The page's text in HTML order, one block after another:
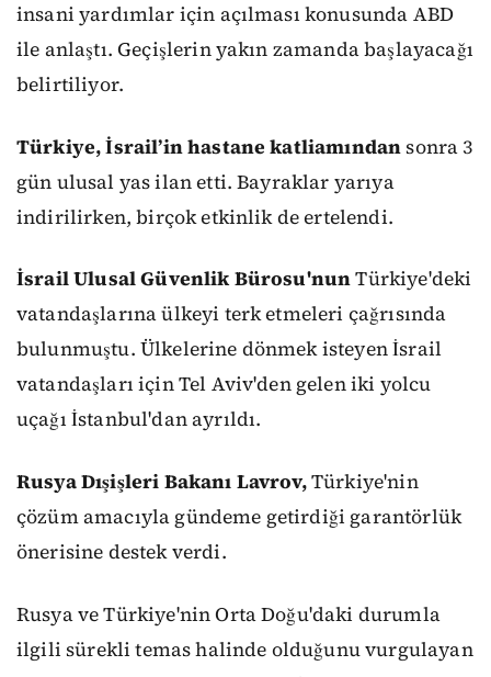
insani yardımlar için açılması konusunda ABD
ile anlaştı. Geçişlerin yakın zamanda başlayacağı
belirtiliyor.
Türkiye, İsrail’in hastane katliamındansonra 3
gün ulusal yas ilan etti. Bayraklar yarıya
indirilirken, birçok etkinlik de ertelendi.
İsrail Ulusal Güvenlik Bürosu'nunTürkiye'deki
vatandaşlarına ülkeyi terk etmeleri çağrısında
bulunmuştu. Ülkelerine dönmek isteyen İsrail
vatandaşları için Tel Aviv'den gelen iki yolcu
uçağı İstanbul'dan ayrıldı.
Rusya Dışişleri Bakanı Lavrov,Türkiye'nin
çözüm amacıyla gündeme getirdiği garantörlük
önerisine destek verdi.
Rusya ve Türkiye'nin Orta Doğu'daki durumla
ilgili sürekli temas halinde olduğunu vurgulayan